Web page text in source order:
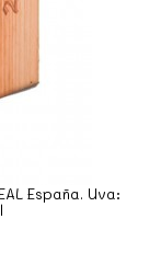
España. Uva: